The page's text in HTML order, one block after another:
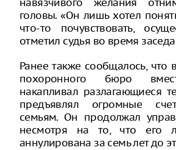
головы. «Он лишь хотел
что-то почувствовать,
отметил судья во время
Ранее также сообщалось, что
похоронного бюро
накапливал разлагающиеся
предъявлял огромные
семьям. Он продолжал
несмотря на то, что его
аннулирована за семь лет до